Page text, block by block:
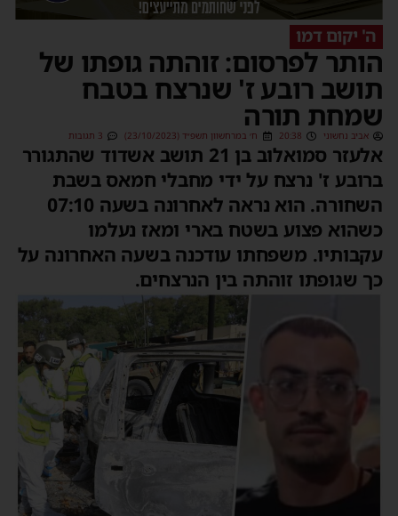
ה' יקום דמו
הותר לפרסום: זוהתה גופתו של
תושב רובע ז' שנרצח בטבח
שמחת תורה
אביב נחשוני 20:38 ח׳ במרחשוון תשפ״ד (23/10/2023) 3 תגובות
אלעזר סמואלוב בן 21 תושב אשדוד שהתגורר
ברובע ז' נרצח על ידי מחבלי חמאס בשבת
השחורה. הוא נראה לאחרונה בשעה 07:10
כשהוא פצוע בשטח בארי ומאז נעלמו
עקבותיו. משפחתו עודכנה בשעה האחרונה על
כך שגופתו זוהתה בין הנרצחים.